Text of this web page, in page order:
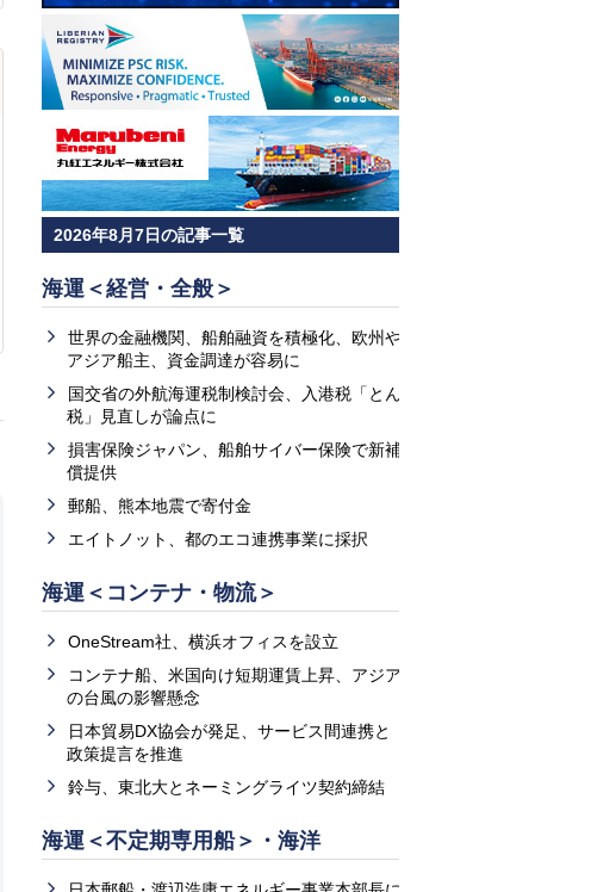
2026年8月7日の記事一覧
海運＜経営・全般＞
世界の金融機関、船舶融資を積極化、欧州や
アジア船主、資金調達が容易に
国交省の外航海運税制検討会、入港税「とん
税」見直しが論点に
損害保険ジャパン、船舶サイバー保険で新補
償提供
郵船、熊本地震で寄付金
エイトノット、都のエコ連携事業に採択
海運＜コンテナ・物流＞
OneStream社、横浜オフィスを設立
コンテナ船、米国向け短期運賃上昇、アジア
の台風の影響懸念
日本貿易DX協会が発足、サービス間連携と
政策提言を推進
鈴与、東北大とネーミングライツ契約締結
海運＜不定期専用船＞・海洋